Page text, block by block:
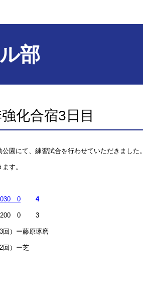
部
化合宿3日目
園にて、練習試合を行わせていただきました。
す。
0 4
200 0 3
回）ー藤原琢磨
回）ー芝